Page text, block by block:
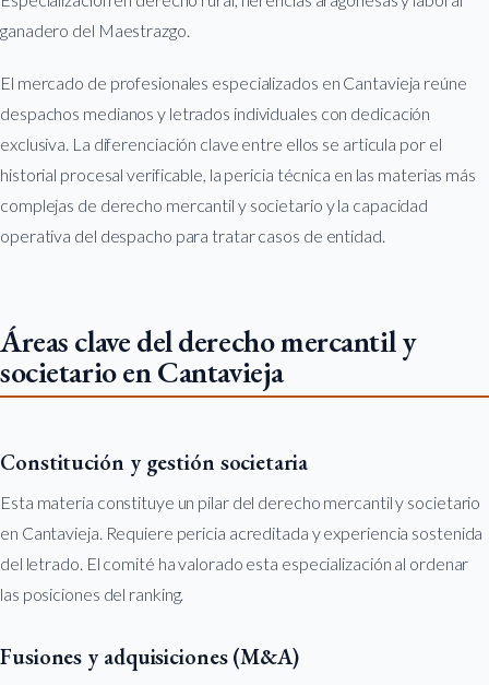
ganadero del Maestrazgo.
El mercado de profesionales especializados en Cantavieja reúne
despachos medianos y letrados individuales con dedicación
exclusiva. La diferenciación clave entre ellos se articula por el
historial procesal verificable, la pericia técnica en las materias más
complejas de derecho mercantil y societario y la capacidad
operativa del despacho para tratar casos de entidad.
Áreas clave del derecho mercantil y
societario en Cantavieja
Constitución y gestión societaria
Esta materia constituye un pilar del derecho mercantil y societario
en Cantavieja. Requiere pericia acreditada y experiencia sostenida
del letrado. El comité ha valorado esta especialización al ordenar
las posiciones del ranking.
Fusiones y adquisiciones (M&A)